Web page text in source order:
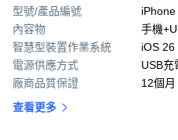
型號/產品編號
內容物
手機
智慧型裝置作業系統
iOS 26
電源供應方式
USB充
廠商品質保證
12個月
查看更多